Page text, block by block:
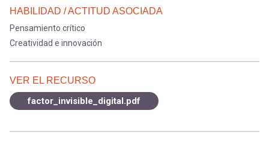
HABILIDAD / ACTITUD ASOCIADA
Pensamiento crítico
Creatividad e innovación
VER EL RECURSO
factor_invisible_digital.pdf